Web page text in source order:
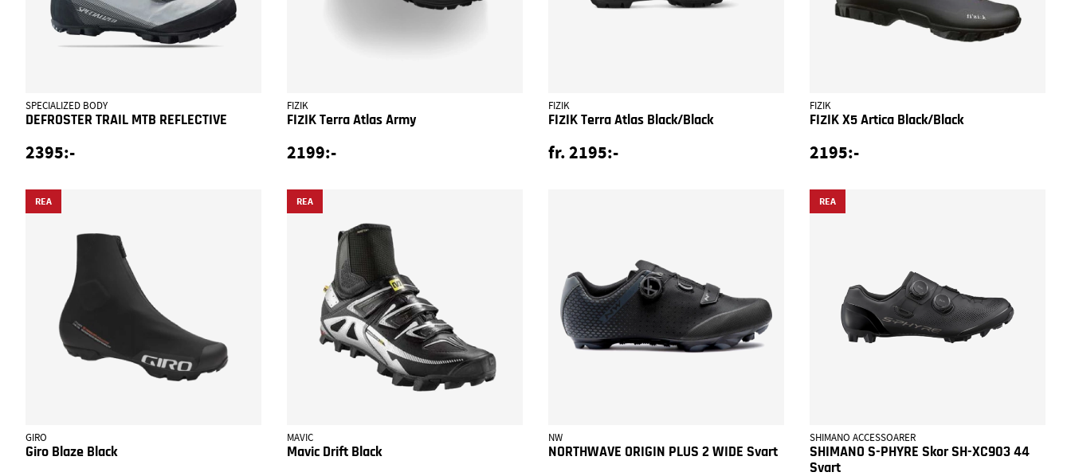
SPECIALIZED BODY
DEFROSTER TRAIL MTB REFLECTIVE
2395:-
FIZIK
FIZIK Terra Atlas Army
2199:-
FIZIK
FIZIK Terra Atlas Black/Black
fr. 2195:-
FIZIK
FIZIK X5 Artica Black/Black
2195:-
REA
GIRO
Giro Blaze Black
REA
MAVIC
Mavic Drift Black
NW
NORTHWAVE ORIGIN PLUS 2 WIDE Svart
REA
SHIMANO ACCESSOARER
SHIMANO S-PHYRE Skor SH-XC903 44
Svart